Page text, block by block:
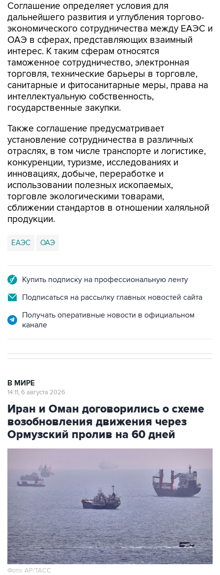
Соглашение определяет условия для
дальнейшего развития и углубления торгово-
экономического сотрудничества между ЕАЭС и
ОАЭ в сферах, представляющих взаимный
интерес. К таким сферам относятся
таможенное сотрудничество, электронная
торговля, технические барьеры в торговле,
санитарные и фитосанитарные меры, права на
интеллектуальную собственность,
государственные закупки.
Также соглашение предусматривает
установление сотрудничества в различных
отраслях, в том числе транспорте и логистике,
конкуренции, туризме, исследованиях и
инновациях, добыче, переработке и
использовании полезных ископаемых,
торговле экологическими товарами,
сближении стандартов в отношении халяльной
продукции.
ЕАЭС ОАЭ
Купить подписку на профессиональную ленту
Подписаться на рассылку главных новостей сайта
Получать оперативные новости в официальном
канале
В МИРЕ
14:11, 6 августа 2026
Иран и Оман договорились о схеме
возобновления движения через
Ормузский пролив на 60 дней
Фото: AP/ТАСС